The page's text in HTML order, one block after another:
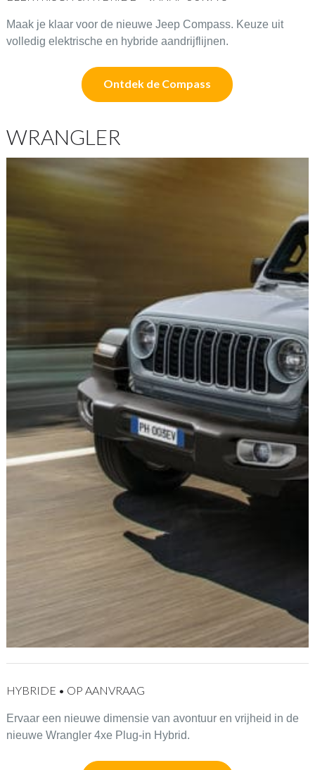
Maak je klaar voor de nieuwe Jeep Compass. Keuze uit
volledig elektrische en hybride aandrijflijnen.
Ontdek de Compass
WRANGLER
HYBRIDE • OP AANVRAAG
Ervaar een nieuwe dimensie van avontuur en vrijheid in de
nieuwe Wrangler 4xe Plug-in Hybrid.